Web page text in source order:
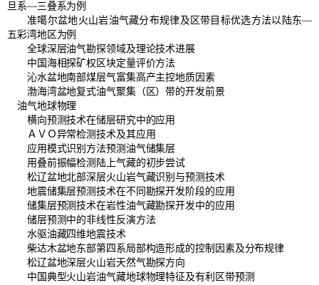
旦系—三叠系为例
准噶尔盆地火山岩油气藏分布规律及区带目标优选方法以陆东—
五彩湾地区为例
全球深层油气勘探领域及理论技术进展
中国海相探矿权区块定量评价方法
沁水盆地南部煤层气富集高产主控地质因素
渤海湾盆地复式油气聚集（区）带的开发前景
油气地球物理
横向预测技术在储层研究中的应用
ＡＶＯ异常检测技术及其应用
应用模式识别方法预测油气储集层
用叠前振幅检测陆上气藏的初步尝试
松辽盆地北部深层火山岩气藏识别与预测技术
地震储集层预测技术在不同勘探开发阶段的应用
储集层预测技术在岩性油气藏勘探开发中的应用
储层预测中的非线性反演方法
水驱油藏四维地震技术
柴达木盆地东部第四系局部构造形成的控制因素及分布规律
松辽盆地深层火山岩天然气勘探方向
中国典型火山岩油气藏地球物理特征及有利区带预测